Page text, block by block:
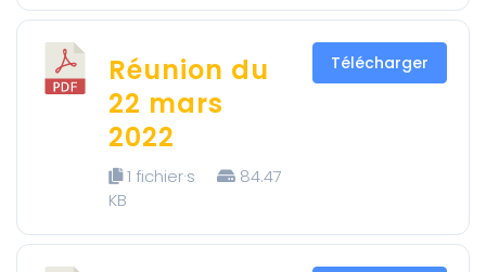
Réunion du
22 mars
2022
1 fichier·s
84.47
KB
Télécharger